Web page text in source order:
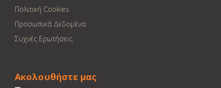
Πολιτική Cookies
Προσωπικά Δεδομένα
Συχνές Ερωτήσεις
Ακολουθήστε μας